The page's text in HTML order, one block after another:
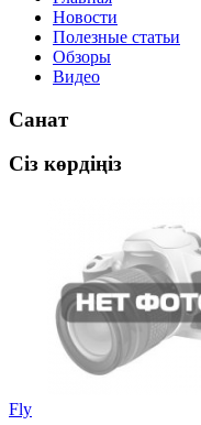
Новости
Полезные статьи
Обзоры
Видео
Санат
Сіз көрдіңіз
Fly